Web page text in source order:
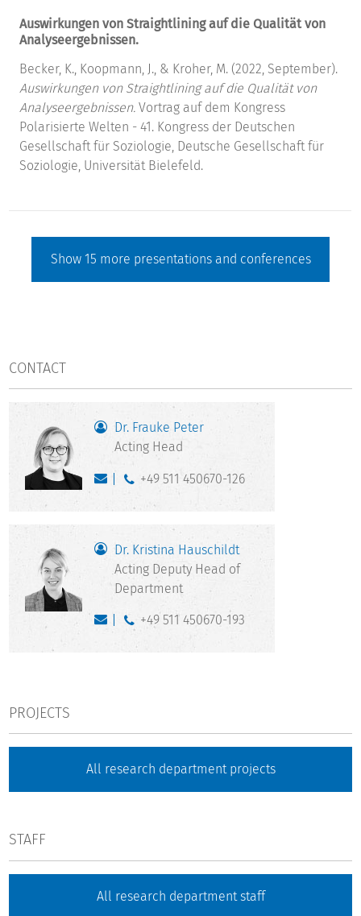
Auswirkungen von Straightlining auf die Qualität von
Analyseergebnissen.
Becker, K., Koopmann, J., & Kroher, M. (2022, September).
Auswirkungen von Straightlining auf die Qualität von
Analyseergebnissen. Vortrag auf dem Kongress
Polarisierte Welten - 41. Kongress der Deutschen
Gesellschaft für Soziologie, Deutsche Gesellschaft für
Soziologie, Universität Bielefeld.
Show 15 more presentations and conferences
CONTACT
Dr. Frauke Peter
Acting Head
+49 511 450670-126
Dr. Kristina Hauschildt
Acting Deputy Head of
Department
+49 511 450670-193
PROJECTS
All research department projects
STAFF
All research department staff